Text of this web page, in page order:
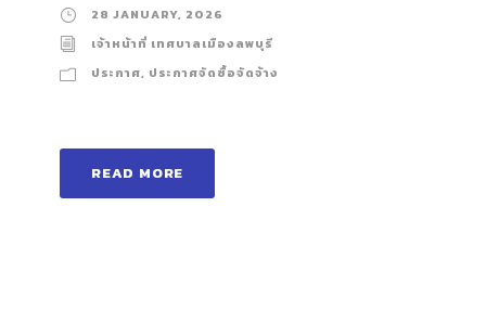
28 JANUARY, 2026
เจ้าหน้าที่ เทศบาลเมืองลพบุรี
ประกาศ, ประกาศจัดซื้อจัดจ้าง
READ MORE